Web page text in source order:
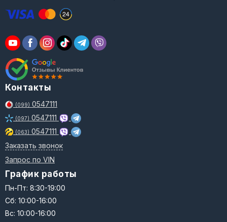
Контакты
(099) 0547111
(097) 0547111
(063) 0547111
Заказать звонок
Запрос по VIN
График работы
Пн-Пт: 8:30-19:00
Сб: 10:00-16:00
Вс: 10:00-16:00